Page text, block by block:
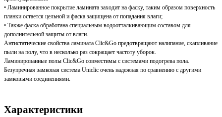
• Ламинированное покрытие ламината заходит на фаску, таким образом поверхность
планки остается цельной и фаска защищена от попадания влаги;
• Также фаска обработана специальным водоотталкивающим составом для
дополнительной защиты от влаги.
Антистатические свойства ламината Clic&Go предотвращают налипание, скапливание
пыли на полу, что в несколько раз сокращает частоту уборок.
Ламинированные полы Clic&Go совместимы с системами подогрева пола.
Безупречная замковая система Uniclic очень надежная по сравнению с другими
замковыми соединениями.
Характеристики